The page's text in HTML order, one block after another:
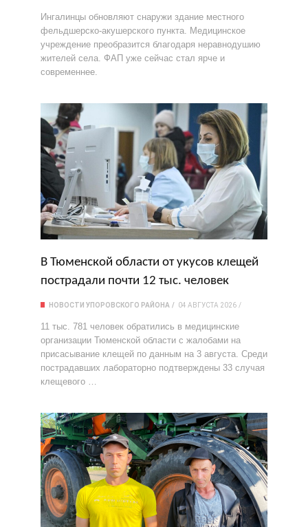
Ингалинцы обновляют снаружи здание местного
фельдшерско‑акушерского пункта. Медицинское
учреждение преобразится благодаря неравнодушию
жителей села. ФАП уже сейчас стал ярче и
современнее.
В Тюменской области от укусов клещей
пострадали почти 12 тыс. человек
НОВОСТИ УПОРОВСКОГО РАЙОНА 04 АВГУСТА 2026
11 тыс. 781 человек обратились в медицинские
организации Тюменской области с жалобами на
присасывание клещей по данным на 3 августа. Среди
пострадавших лабораторно подтверждены 33 случая
клещевого …